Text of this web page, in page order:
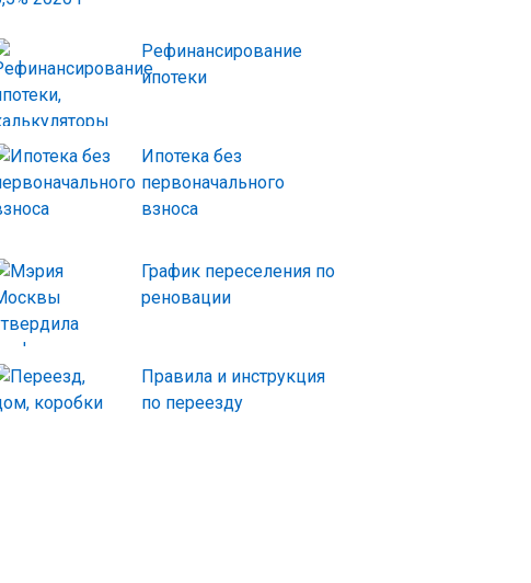
Рефинансирование
ипотеки
Ипотека без
первоначального
взноса
График переселения по
реновации
Правила и инструкция
по переезду